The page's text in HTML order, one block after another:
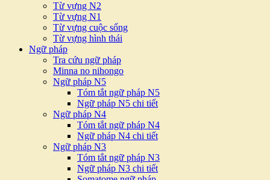
Từ vựng N2
Từ vựng N1
Từ vựng cuộc sống
Từ vựng hình thái
Ngữ pháp
Tra cứu ngữ pháp
Minna no nihongo
Ngữ pháp N5
Tóm tắt ngữ pháp N5
Ngữ pháp N5 chi tiết
Ngữ pháp N4
Tóm tắt ngữ pháp N4
Ngữ pháp N4 chi tiết
Ngữ pháp N3
Tóm tắt ngữ pháp N3
Ngữ pháp N3 chi tiết